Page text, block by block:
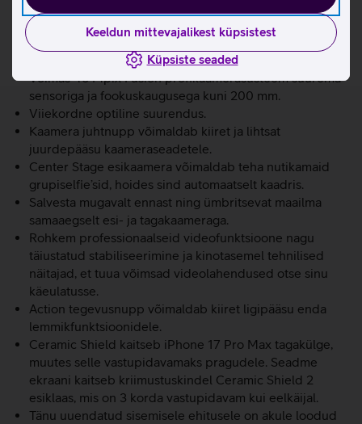
Keeldun mittevajalikest küpsistest
Küpsiste seaded
Täiustatud 6,9-tolline Super Retina XDR koos
ProMotioni ekraaniga, mis toetab 120 Hz adaptiivset
värskendussagedust ja on eredusega kuni 3000 nitti.
Võimas A19 Pro kiip koos vesijahutusega.
Võimas 48 Mpix Fusion profikaamerasüsteem suurema
sensoriga ja fookuskaugusega kuni 200 mm.
Viiekordne optiline suurendus.
Kaamera juhtnupp võimaldab kiiret ja lihtsat
juurdepääsu kaameraseadetele.
Center Stage esikaamera võimaldab teha nutikamaid
grupiselfie’sid, hoides sind automaatselt kaadris.
Salvesta mugavalt ennast ning ümbritsevat maailma
samaaegselt esi- ja tagakaameraga.
Rohkem professionaalseid videofunktsioone nagu
täiustatud stabiliseerimine ja kinotasemel tehnilised
näitajad, et tuua võimsad videolahendused otse sinu
käeulatusse.
Action tegevusnupp võimaldab kiiret ligipääsu enda
lemmikfunktsioonidele.
Ceramic Shield kaitseb iPhone 17 Pro Max tagakülge,
muutes selle vastupidavamaks pragudele. Seadme
ekraani kaitseb kriimustuskindel Ceramic Shield 2
esiklaas, mis on 3 korda vastupidavam kui eelkäijal.
Tänu uuendatud sisemisele ehitusele on akule loodud